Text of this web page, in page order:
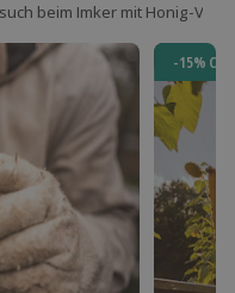
beim Imker mit Honig-
-15%